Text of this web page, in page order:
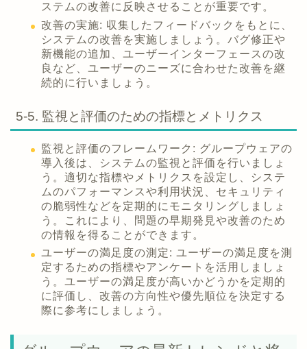
ステムの改善に反映させることが重要です。
改善の実施: 収集したフィードバックをもとに、
システムの改善を実施しましょう。バグ修正や
新機能の追加、ユーザーインターフェースの改
良など、ユーザーのニーズに合わせた改善を継
続的に行いましょう。
5-5. 監視と評価のための指標とメトリクス
監視と評価のフレームワーク: グループウェアの
導入後は、システムの監視と評価を行いましょ
う。適切な指標やメトリクスを設定し、システ
ムのパフォーマンスや利用状況、セキュリティ
の脆弱性などを定期的にモニタリングしましょ
う。これにより、問題の早期発見や改善のため
の情報を得ることができます。
ユーザーの満足度の測定: ユーザーの満足度を測
定するための指標やアンケートを活用しましょ
う。ユーザーの満足度が高いかどうかを定期的
に評価し、改善の方向性や優先順位を決定する
際に参考にしましょう。